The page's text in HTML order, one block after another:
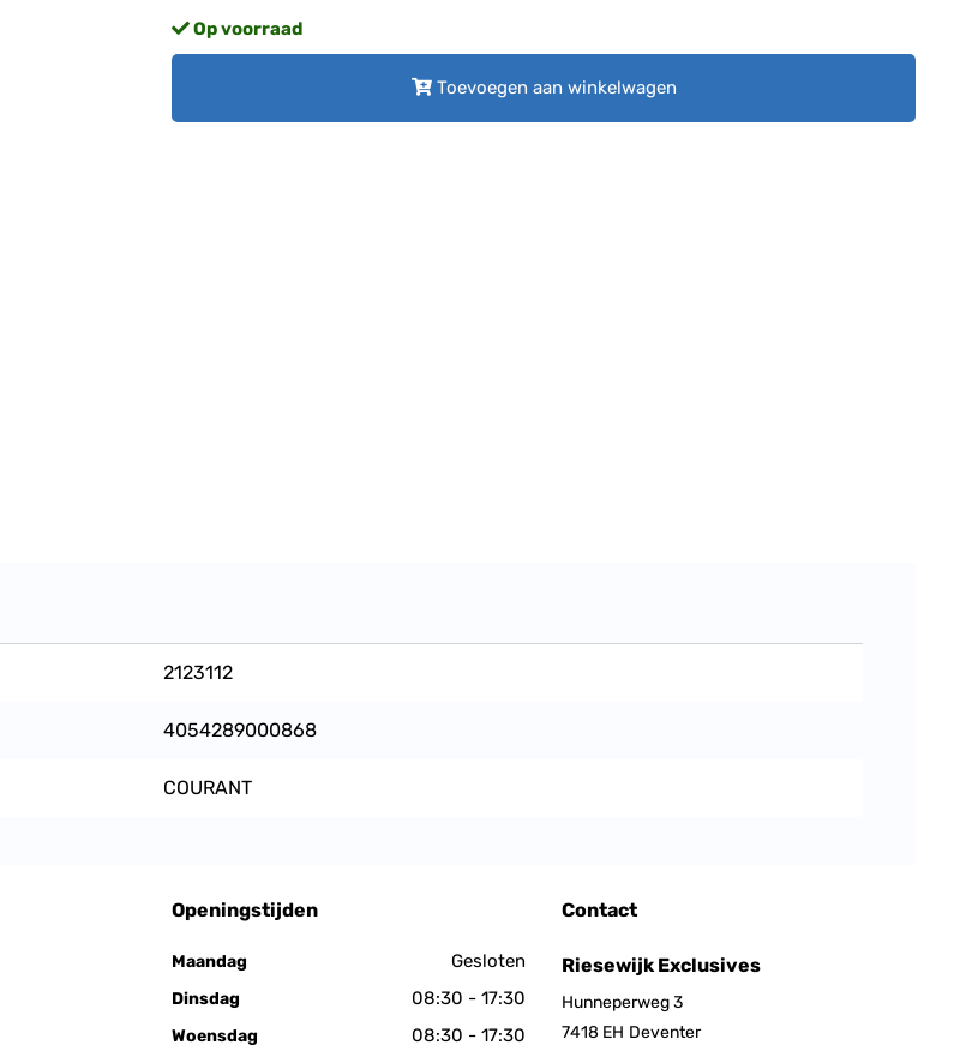
Op voorraad
Toevoegen aan winkelwagen
2123112
4054289000868
COURANT
Openingstijden
Maandag Gesloten
Dinsdag 08:30 - 17:30
Woensdag
08:30 - 17:30
Contact
Riesewijk Exclusives
Hunneperweg 3
7418 EH Deventer